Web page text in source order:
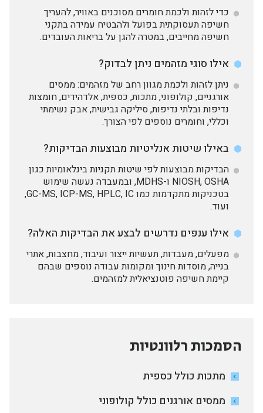
כדי לזהות ולכמת חומרים מסוכנים באוויר, להעריך
חשיפה תעסוקתית בפועל ולהבטיח עמידה בתקני
חשיפה מחייבים, במטרה להגן על בריאות העובדים.
אילו סוגי מזהמים ניתן לבדוק?
ניתן לזהות ולכמת מגוון רחב של מזהמים: ממסים
אורגניים, קולופוני, מתכות, כספית, אלדהידים, חומצות
נדיפות ובלתי נדיפות, סיליקה גבישית, אבק נשימתי
וכללי, וחומרים נוספים לפי הצורך.
באילו שיטות אנליטיות מבוצעות הבדיקות?
הבדיקות מבוצעות לפי שיטות תקניות בינלאומיות כגון
NIOSH, OSHA ו-MDHS, ובמעבדה נעשה שימוש
בטכניקות מתקדמות כמו GC-MS, ICP-MS, HPLC, IC,
ועוד.
אילו ענפים נדרשים לבצע את הבדיקות האלה?
מפעלים, מעבדות, תעשיות ייצור ועיבוד, מחצבות, אתרי
בנייה, מוסדות חינוך ומקומות עבודה נוספים שבהם
קיימת חשיפה פוטנציאלית למזהמים.
הסמכות רלוונטיות
מתכות כולל כספית
ממסים אורגנים כולל קולופוני